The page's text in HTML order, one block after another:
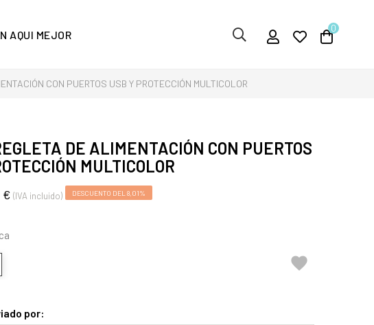
AQUI MEJOR 0
CON PUERTOS USB Y PROTECCIÓN MULTICOLOR
DE ALIMENTACIÓN CON PUERTOS
MULTICOLOR
€ (IVA incluido) DESCUENTO DEL 8,01%

por: